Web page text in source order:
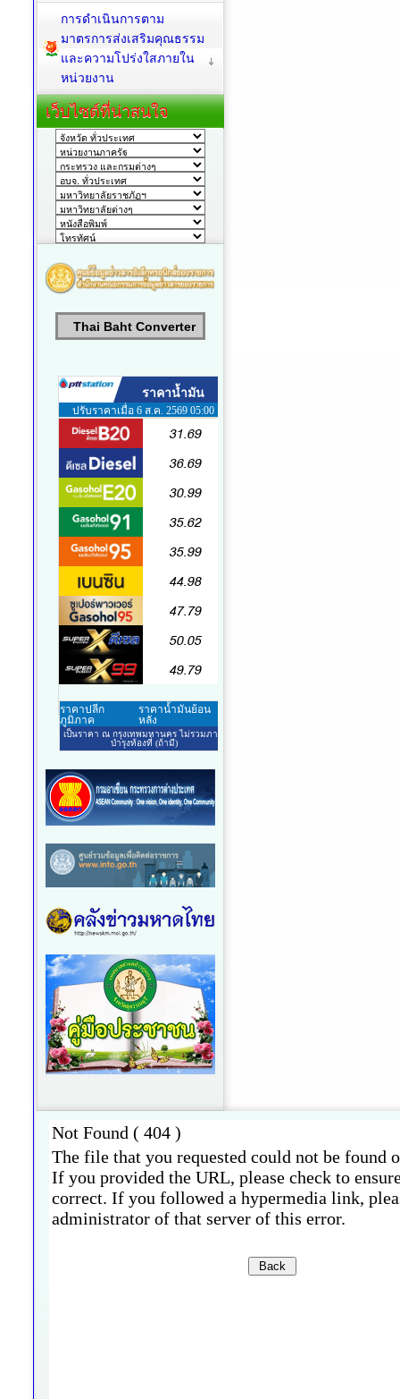
การดำเนินการตาม
มาตรการส่งเสริมคุณธรรม
และความโปร่งใสภายใน
หน่วยงาน
เว็บไซต์ที่น่าสนใจ
Thai Baht Converter